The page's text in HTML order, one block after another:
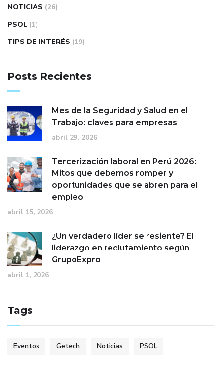
NOTICIAS (26)
PSOL (1)
TIPS DE INTERÉS (19)
Posts Recientes
Mes de la Seguridad y Salud en el
Trabajo: claves para empresas
abril 29, 2026
Tercerización laboral en Perú 2026:
Mitos que debemos romper y
oportunidades que se abren para el
empleo
abril 15, 2026
¿Un verdadero líder se resiente? El
liderazgo en reclutamiento según
GrupoExpro
abril 1, 2026
Tags
Eventos Getech Noticias PSOL